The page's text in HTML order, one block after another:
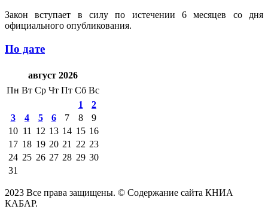
Закон вступает в силу по истечении 6 месяцев со дня
официального опубликования.
По дате
август 2026
Пн Вт Ср Чт Пт Сб Вс
1
2
3
4 5 6 7 8
9
10 11 12 13 14 15 16
17 18 19 20 21 22 23
24 25 26 27 28 29 30
31
2023 Все права защищены. © Содержание сайта КНИА
КАБАР.